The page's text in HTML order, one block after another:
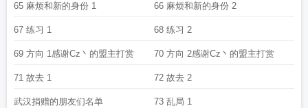
65 麻烦和新的身份 1 66 麻烦和新的身份 2
67 练习 1 68 练习 2
69 方向 1感谢Cz丶的盟主打赏 70 方向 2感谢Cz丶的盟主打赏
71 故去 1 72 故去 2
武汉捐赠的朋友们名单 73 乱局 1